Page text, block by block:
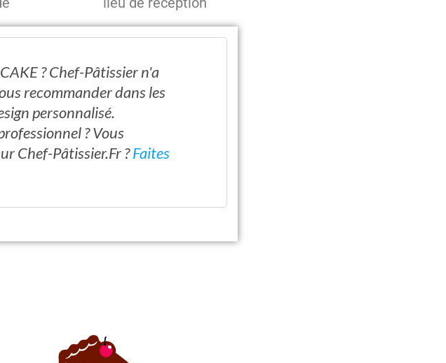
? Chef-Pâtissier n'a
recommander dans les
personnalisé.
? Vous
Chef-Pâtissier.Fr ?Faites